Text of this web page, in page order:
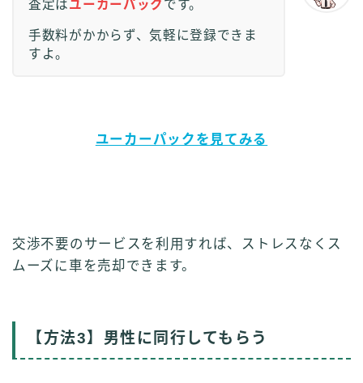
査定はユーカーパック です。
手数料がかからず、気軽に登録できま
すよ。
ユーカーパックを見てみる
交渉不要のサービスを利用すれば、ストレスなくス
ムーズに車を売却できます。
【 方法3】男性に同行してもらう